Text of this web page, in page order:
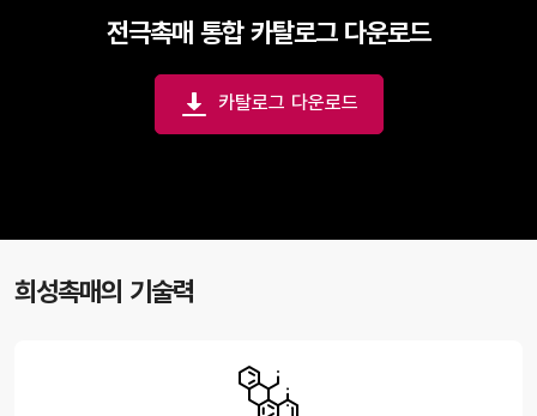
전극촉매 통합 카탈로그 다운로드
카탈로그 다운로드
희성촉매의 기술력